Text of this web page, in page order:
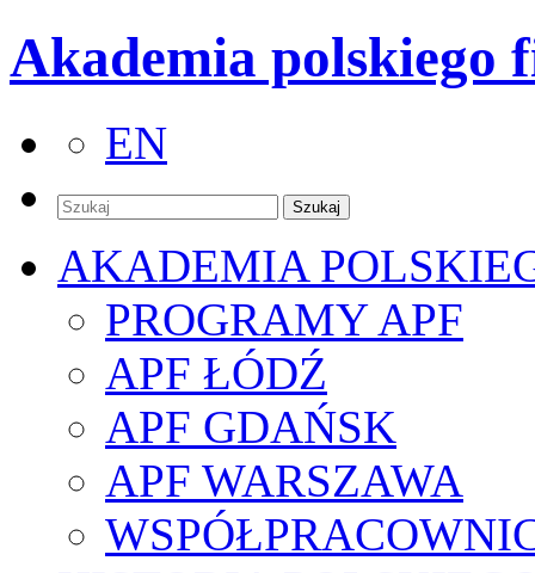
Akademia polskiego
EN
AKADEMIA
PROGRAMY APF
APF ŁÓDŹ
APF GDAŃSK
APF WARSZAWA